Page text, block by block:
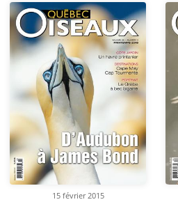
15 février 2015